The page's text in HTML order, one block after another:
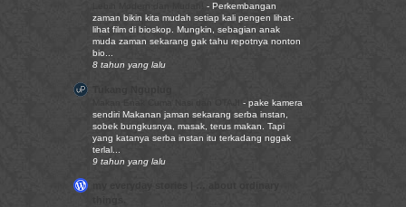
- Perkembangan
zaman bikin kita mudah setiap kali pengen lihat-
lihat film di bioskop. Mungkin, sebagian anak
muda zaman sekarang gak tahu repotnya nonton
bio...
8 tahun yang lalu
- pake kamera
sendiri Makanan jaman sekarang serba instan,
sobek bungkusnya, masak, terus makan. Tapi
yang katanya serba instan itu terkadang nggak
terlal...
9 tahun yang lalu